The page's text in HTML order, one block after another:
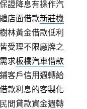
保證降息有操作汽
店面借款新莊機
林黃金借款低利
受理不限廠牌之
求板橋汽車借款
客戶信用週轉給
款利息的客製化
民間貸款資金週轉